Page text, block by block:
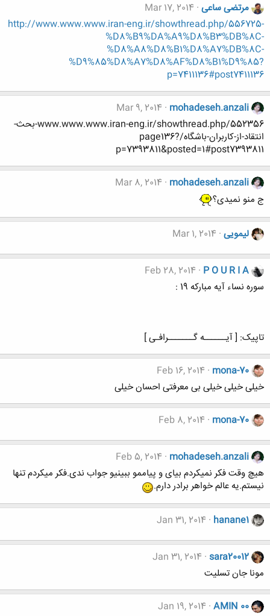
مرتضی ساعی Mar 17, 2014
http://www.www.www.iran-eng.ir/showthread.php/556725-
%D8%B9%DA%A9%D8%B3%DB%8C-
%D8%A8%D8%B1%D8%A7%DB%8C-
%D9%85%D8%A7%D8%AF%D8%B1%D9%85?
p=7411136#post7411136
mohadeseh.anzali
Mar 9, 2014
www.www.www.iran-eng.ir/showthread.php/552356-بحث-
انتقاد-از-کاربران-باشگاه/page136?
p=7393811&posted=1#post7393811
mohadeseh.anzali
Mar 8, 2014
ج منو نمیدی؟
لیمویی Mar 1, 2014
P O U R I A
Feb 28, 2014
سوره نساء آیه مبارکه 19 :
تاپیک: [ آیــــــه گـــــــرافـی ]
mona-70
Feb 16, 2014
خیلی خیلی خیلی بی معرفتی احسان خیلی
mona-70
Feb 8, 2014
mohadeseh.anzali
Feb 5, 2014
هیچ وقت فکر نمیکردم بیای و پیاممو ببینیو جواب ندی.فکر میکردم تنها
نیستم.یه عالم خواهر برادر دارم.
hanane1
Jan 31, 2014
sara20012
Jan 31, 2014
مونا جان تسلیت
AMIN 00
Jan 19, 2014